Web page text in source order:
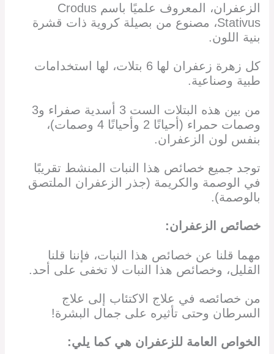
الزعفران، المعروف علميًا باسم Crodus
Stativus، مصنوع من بصيلة كروية ذات قشرة
بنية اللون.
كل زهرة زعفران لها 6 بتلات، لها استخدامات
طبية وصناعية.
من بين هذه البتلات الست 3 أسدية صفراء و3
وصمات حمراء (أحيانًا 2 وأحيانًا 4 وصمات)،
بنفس لون الزعفران.
توجد جميع خصائص هذا النبات المنشط تقريبًا
في الوصمة والكريمة (جذر الزعفران الملتصق
بالوصمة).
خصائص الزعفران:
مهما قلنا عن خصائص هذا النبات، فإننا قلنا
القليل، وخصائص هذا النبات لا تخفى على أحد.
من خصائصه في علاج الاكتئاب إلى علاج
السرطان وحتى تأثيره على جمال البشرة!
الخواص العامة للزعفران هي كما يلي: